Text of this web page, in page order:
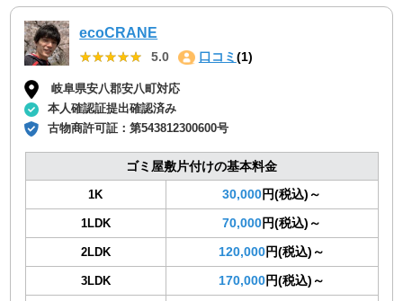
ecoCRANE
★★★★★
★★★★★ 5.0 口コミ (1)
岐阜県安八郡安八町対応
本人確認証提出確認済み
古物商許可証：第543812300600号
ゴミ屋敷片付けの基本料金
1K 30,000円(税込)～
1LDK 70,000円(税込)～
2LDK 120,000円(税込)～
3LDK 170,000円(税込)～